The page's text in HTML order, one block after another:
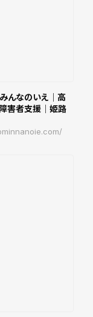
んなのいえ｜高
害者支援｜姫路